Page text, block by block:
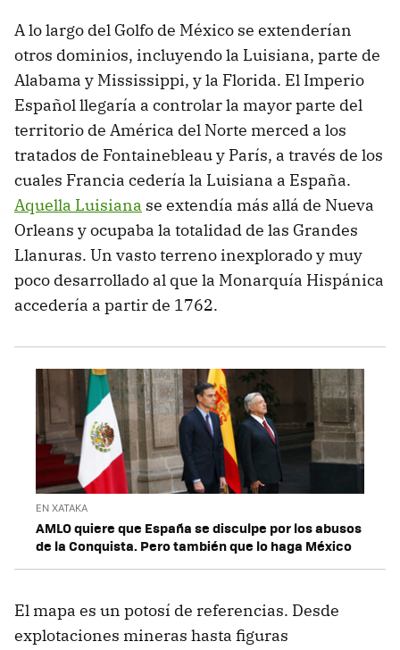
A lo largo del Golfo de México se extenderían
otros dominios, incluyendo la Luisiana, parte de
Alabama y Mississippi, y la Florida. El Imperio
Español llegaría a controlar la mayor parte del
territorio de América del Norte merced a los
tratados de Fontainebleau y París, a través de los
cuales Francia cedería la Luisiana a España.
Aquella Luisiana se extendía más allá de Nueva
Orleans y ocupaba la totalidad de las Grandes
Llanuras. Un vasto terreno inexplorado y muy
poco desarrollado al que la Monarquía Hispánica
accedería a partir de 1762.
EN XATAKA
AMLO quiere que España se disculpe por los abusos
de la Conquista. Pero también que lo haga México
El mapa es un potosí de referencias. Desde
explotaciones mineras hasta figuras